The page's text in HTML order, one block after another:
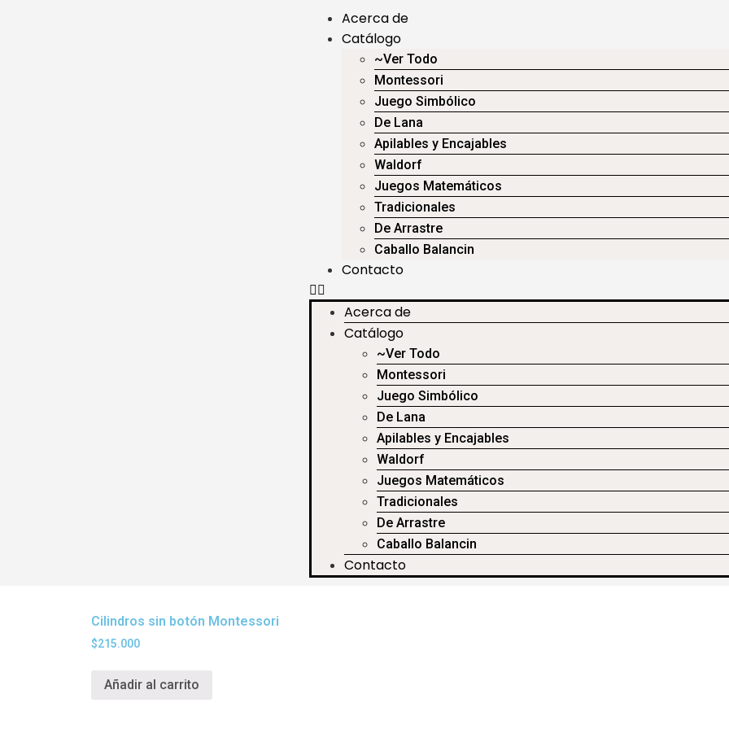
Acerca de
Catálogo
~Ver Todo
Montessori
Juego Simbólico
De Lana
Apilables y Encajables
Waldorf
Juegos Matemáticos
Tradicionales
De Arrastre
Caballo Balancin
Contacto
Acerca de
Catálogo
~Ver Todo
Montessori
Juego Simbólico
De Lana
Apilables y Encajables
Waldorf
Juegos Matemáticos
Tradicionales
De Arrastre
Caballo Balancin
Contacto
Cilindros sin botón Montessori
$215.000
Añadir al carrito